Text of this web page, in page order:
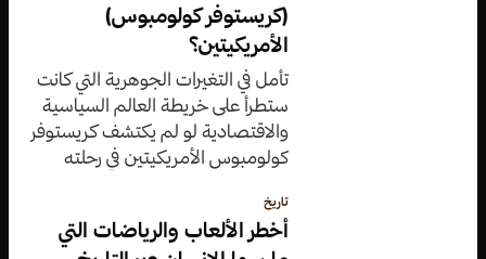
(كريستوفر كولومبوس)
الأمريكيتين؟
تأمل في التغيرات الجوهرية التي كانت
ستطرأ على خريطة العالم السياسية
والاقتصادية لو لم يكتشف كريستوفر
كولومبوس الأمريكيتين في رحلته
تاريخ
أخطر الألعاب والرياضات التي